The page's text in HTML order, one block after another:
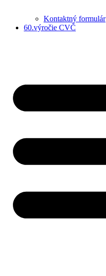
Kontaktný formulár
60.výročie CVČ